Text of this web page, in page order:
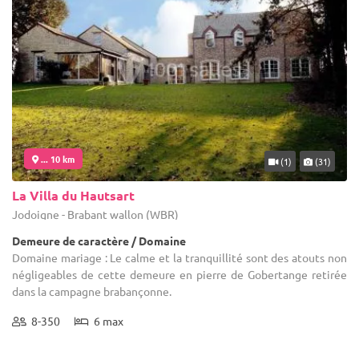
... 10 km (1) (31)
La Villa du Hautsart
Jodoigne - Brabant wallon (WBR)
Demeure de caractère / Domaine
Domaine mariage : Le calme et la tranquillité sont des atouts non
négligeables de cette demeure en pierre de Gobertange retirée
dans la campagne brabançonne.
8-350 6 max